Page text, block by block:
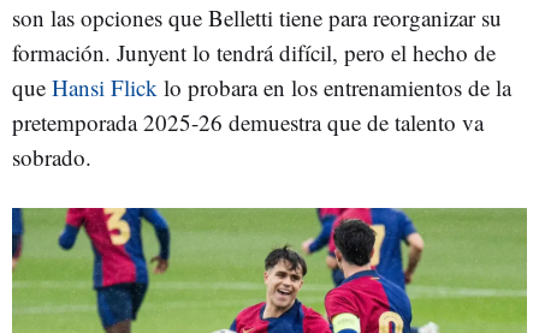
son las opciones que Belletti tiene para reorganizar su
formación. Junyent lo tendrá difícil, pero el hecho de
que Hansi Flick lo probara en los entrenamientos de la
pretemporada 2025-26 demuestra que de talento va
sobrado.